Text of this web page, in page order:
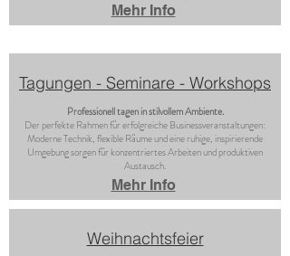
Mehr Info
Tagungen - Seminare - Workshops
Professionell tagen in stilvollem Ambiente.
Der perfekte Rahmen für erfolgreiche Businessveranstaltungen:
Moderne Technik, flexible Räume und eine ruhige, inspirierende
Umgebung sorgen für konzentriertes Arbeiten und produktiven
Austausch.
Mehr Info
Weihnachtsfeier